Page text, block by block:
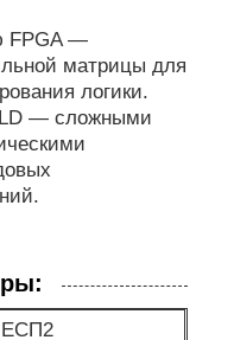
FPGA —
матрицы для
логики.
— сложными
ЕСП2